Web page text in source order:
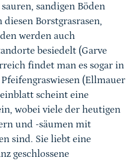
sandigen Böden
Borstgrasrasen,
werden auch
besiedelt (Garve
findet man es sogar in
(Ellmauer
scheint eine
wobei viele der heutigen
und -säumen mit
sind. Sie liebt eine
geschlossene